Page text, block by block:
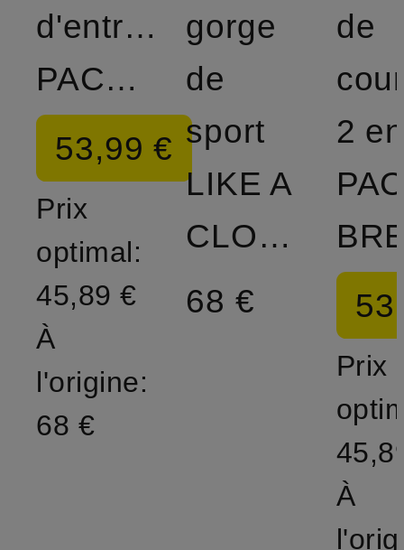
d'entraînement
PACEBREAKER
53,99 €
Prix
optimal:
45,89 €
À
l'origine:
68 €
gorge
de
sport
LIKE A
CLOUD
68 €
de
2
Prix
À